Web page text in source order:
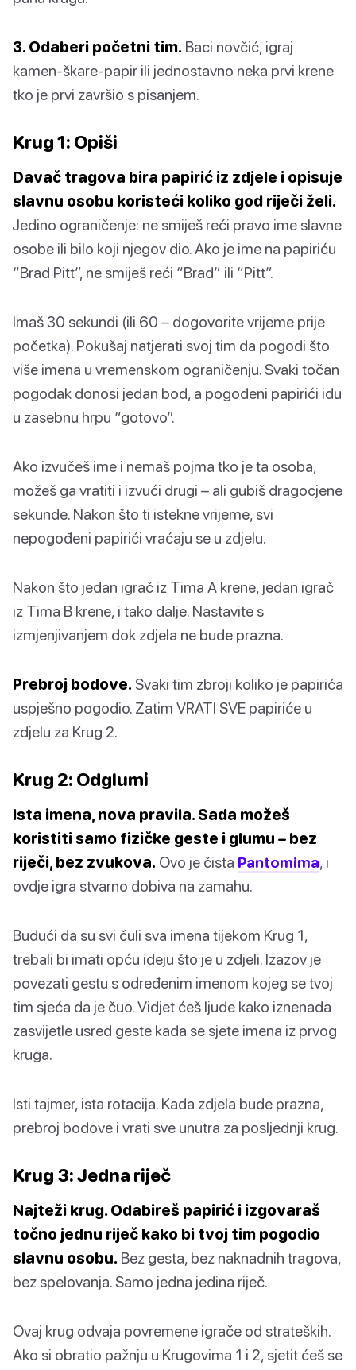
3. Odaberi početni tim. Baci novčić, igraj
kamen-škare-papir ili jednostavno neka prvi krene
tko je prvi završio s pisanjem.
Krug 1: Opiši
Davač tragova bira papirić iz zdjele i opisuje
slavnu osobu koristeći koliko god riječi želi.
Jedino ograničenje: ne smiješ reći pravo ime slavne
osobe ili bilo koji njegov dio. Ako je ime na papiriću
“Brad Pitt”, ne smiješ reći “Brad” ili “Pitt”.
Imaš 30 sekundi (ili 60 – dogovorite vrijeme prije
početka). Pokušaj natjerati svoj tim da pogodi što
više imena u vremenskom ograničenju. Svaki točan
pogodak donosi jedan bod, a pogođeni papirići idu
u zasebnu hrpu “gotovo”.
Ako izvučeš ime i nemaš pojma tko je ta osoba,
možeš ga vratiti i izvući drugi – ali gubiš dragocjene
sekunde. Nakon što ti istekne vrijeme, svi
nepogođeni papirići vraćaju se u zdjelu.
Nakon što jedan igrač iz Tima A krene, jedan igrač
iz Tima B krene, i tako dalje. Nastavite s
izmjenjivanjem dok zdjela ne bude prazna.
Prebroj bodove. Svaki tim zbroji koliko je papirića
uspješno pogodio. Zatim VRATI SVE papiriće u
zdjelu za Krug 2.
Krug 2: Odglumi
Ista imena, nova pravila. Sada možeš
koristiti samo fizičke geste i glumu – bez
riječi, bez zvukova. Ovo je čista Pantomima, i
ovdje igra stvarno dobiva na zamahu.
Budući da su svi čuli sva imena tijekom Krug 1,
trebali bi imati opću ideju što je u zdjeli. Izazov je
povezati gestu s određenim imenom kojeg se tvoj
tim sjeća da je čuo. Vidjet ćeš ljude kako iznenada
zasvijetle usred geste kada se sjete imena iz prvog
kruga.
Isti tajmer, ista rotacija. Kada zdjela bude prazna,
prebroj bodove i vrati sve unutra za posljednji krug.
Krug 3: Jedna riječ
Najteži krug. Odabireš papirić i izgovaraš
točno jednu riječ kako bi tvoj tim pogodio
slavnu osobu. Bez gesta, bez naknadnih tragova,
bez spelovanja. Samo jedna jedina riječ.
Ovaj krug odvaja povremene igrače od strateških.
Ako si obratio pažnju u Krugovima 1 i 2, sjetit ćeš se